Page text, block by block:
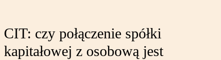
CIT: czy połączenie spółki
kapitałowej z osobową jest